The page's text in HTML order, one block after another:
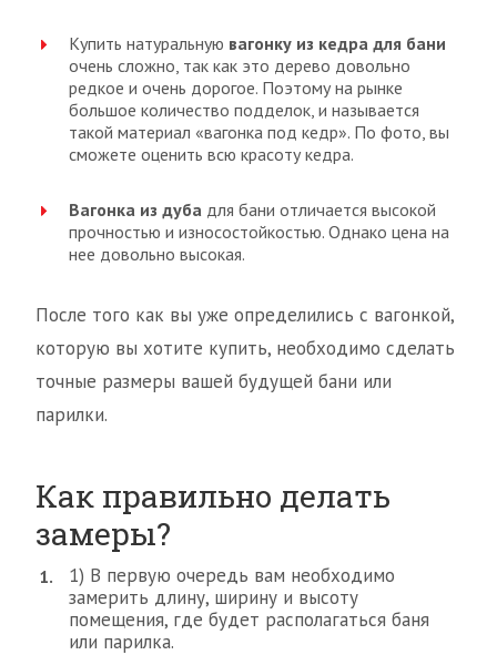
Купить натуральную вагонку из кедра для бани
очень сложно, так как это дерево довольно
редкое и очень дорогое. Поэтому на рынке
большое количество подделок, и называется
такой материал «вагонка под кедр». По фото, вы
сможете оценить всю красоту кедра.
Вагонка из дуба для бани отличается высокой
прочностью и износостойкостью. Однако цена на
нее довольно высокая.
После того как вы уже определились с вагонкой,
которую вы хотите купить, необходимо сделать
точные размеры вашей будущей бани или
парилки.
Как правильно делать
замеры?
1) В первую очередь вам необходимо
замерить длину, ширину и высоту
помещения, где будет располагаться баня
или парилка.